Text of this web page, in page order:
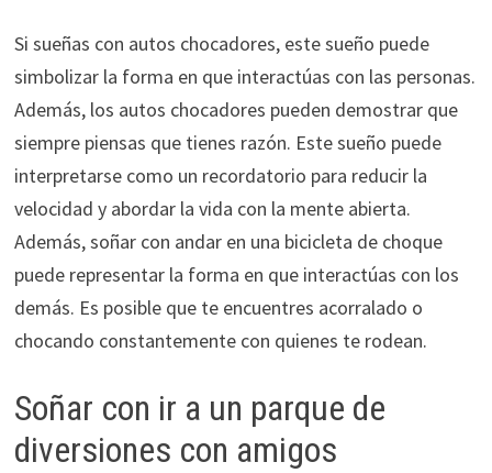
Si sueñas con autos chocadores, este sueño puede
simbolizar la forma en que interactúas con las personas.
Además, los autos chocadores pueden demostrar que
siempre piensas que tienes razón. Este sueño puede
interpretarse como un recordatorio para reducir la
velocidad y abordar la vida con la mente abierta.
Además, soñar con andar en una bicicleta de choque
puede representar la forma en que interactúas con los
demás. Es posible que te encuentres acorralado o
chocando constantemente con quienes te rodean.
Soñar con ir a un parque de
diversiones con amigos